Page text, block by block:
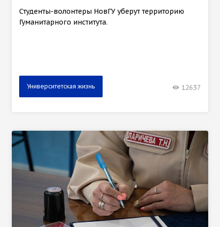
Студенты-волонтеры НовГУ уберут территорию
Гуманитарного института.
Университетская жизнь 12637